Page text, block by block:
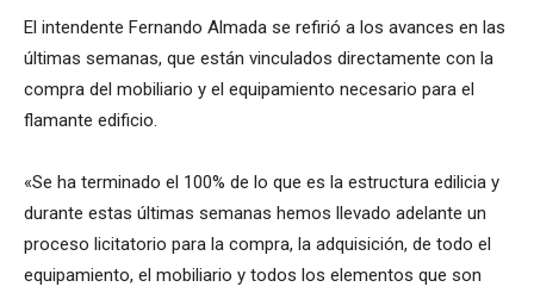
El intendente Fernando Almada se refirió a los avances en las
últimas semanas, que están vinculados directamente con la
compra del mobiliario y el equipamiento necesario para el
flamante edificio.
«Se ha terminado el 100% de lo que es la estructura edilicia y
durante estas últimas semanas hemos llevado adelante un
proceso licitatorio para la compra, la adquisición, de todo el
equipamiento, el mobiliario y todos los elementos que son